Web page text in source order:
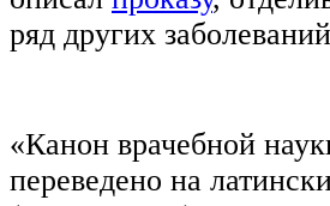
ряд других
«Канон врачебной
переведено на